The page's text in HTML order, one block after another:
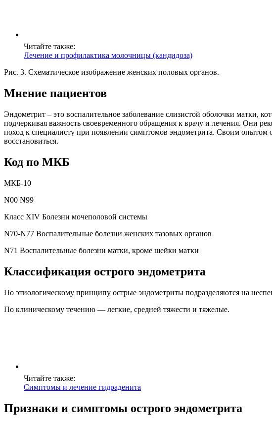
Читайте также:
Лечение и профилактика молочницы (кандидоза)
Рис. 3. Схематическое изображение женских половых органов.
Мнение пациентов
Эндометрит – это воспалительное заболевание слизистой оболочки матки,
подчеркивая важность своевременного обращения к врачу и лечения. Они
поход к специалисту при появлении симптомов эндометрита. Своим
восстановиться.
Код по МКБ
МКБ-10
N00 N99
Класс XIV Болезни мочеполовой системы
N70-N77 Воспалительные болезни женских тазовых органов
N71 Воспалительные болезни матки, кроме шейки матки
Классификация острого эндометрита
По этиологическому принципу острые эндометриты подразделяются на
По клиническому течению — легкие, средней тяжести и тяжелые.
Читайте также:
Симптомы и лечение гидраденита
Признаки и симптомы острого эндометрита